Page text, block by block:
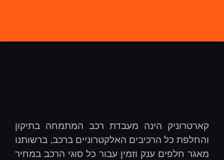
קארטרוניק הינה מעבדת רכב המתמחה בתיקון
והחלפת כל הרכיבים האלקטרוניים ברכב, ברשותנו
מאגר חלפים ענק וזמין עבור כל סוגי הרכב במחיר